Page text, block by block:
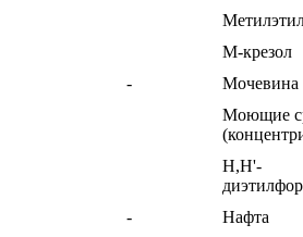
М-крезол
- Мочевина
Моющие
Н,Н'-
-
Нафта